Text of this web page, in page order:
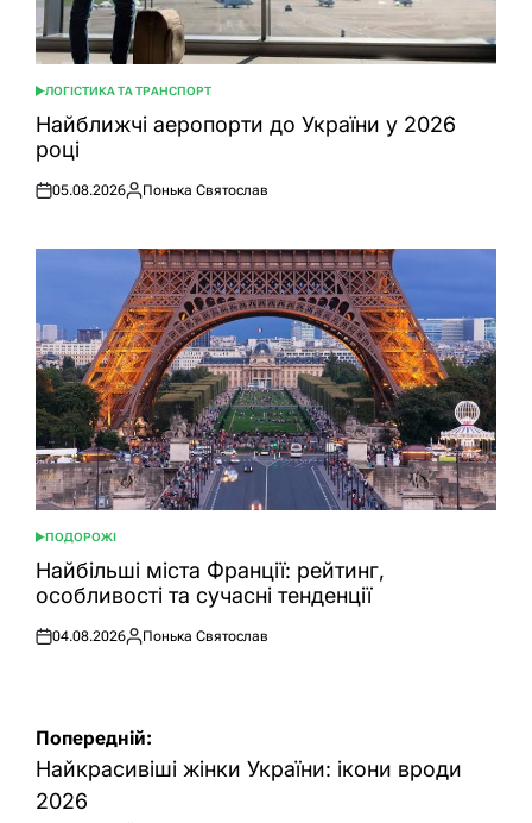
ОПУБЛІКУВАТИ
У
ЛОГІСТИКА ТА ТРАНСПОРТ
Найближчі аеропорти до України у 2026
році
Оприлюднено
05.08.2026
Опубліковано
Понька Святослав
ОПУБЛІКУВАТИ
У
ПОДОРОЖІ
Найбільші міста Франції: рейтинг,
особливості та сучасні тенденції
Оприлюднено
04.08.2026
Опубліковано
Понька Святослав
Навігація
записів
Попередній:
Найкрасивіші жінки України: ікони вроди
2026